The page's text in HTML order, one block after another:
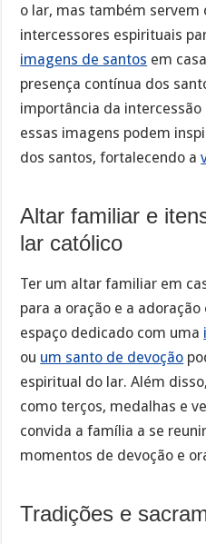
o lar, mas também servem
intercessores espirituais
imagens de santos em
presença contínua dos
importância da
essas imagens podem
dos santos, fortalecendo a
Altar familiar e
lar católico
Ter um altar familiar em
para a oração e a
espaço dedicado com uma
ou um santo de devoção
espiritual do lar. Além
como terços, medalhas e
convida a família a se
momentos de devoção e
Tradições e